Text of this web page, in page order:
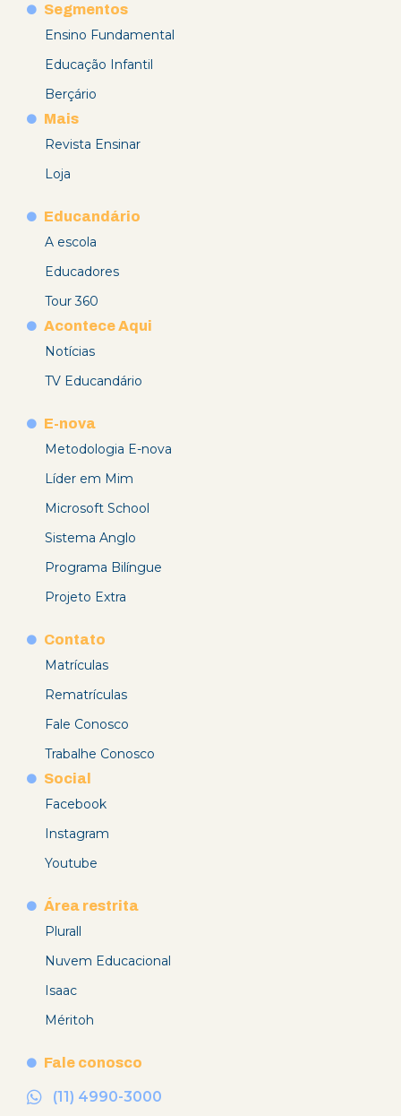
Segmentos
Ensino Fundamental
Educação Infantil
Berçário
Mais
Revista Ensinar
Loja
Educandário
A escola
Educadores
Tour 360
Acontece Aqui
Notícias
TV Educandário
E-nova
Metodologia E-nova
Líder em Mim
Microsoft School
Sistema Anglo
Programa Bilíngue
Projeto Extra
Contato
Matrículas
Rematrículas
Fale Conosco
Trabalhe Conosco
Social
Facebook
Instagram
Youtube
Área restrita
Plurall
Nuvem Educacional
Isaac
Méritoh
Fale conosco
(11) 4990-3000